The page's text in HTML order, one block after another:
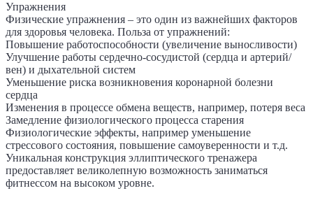
Упражнения
Физические упражнения – это один из важнейших факторов
для здоровья человека. Польза от упражнений:
Повышение работоспособности (увеличение выносливости)
Улучшение работы сердечно-сосудистой (сердца и артерий/
вен) и дыхательной систем
Уменьшение риска возникновения коронарной болезни
сердца
Изменения в процессе обмена веществ, например, потеря веса
Замедление физиологического процесса старения
Физиологические эффекты, например уменьшение
стрессового состояния, повышение самоуверенности и т.д.
Уникальная конструкция эллиптического тренажера
предоставляет великолепную возможность заниматься
фитнессом на высоком уровне.